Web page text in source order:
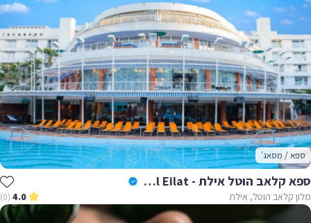
ספא / מסאג'
ספא קלאב הוטל אילת - Club Hotel Eilat
מלון קלאב הוטל, אילת 4.0
(0)